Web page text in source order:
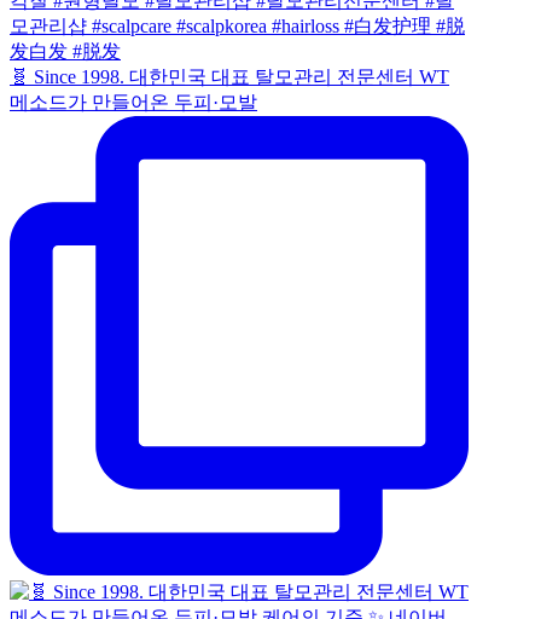
🧬 Since 1998. 대한민국 대표 탈모관리 전문센터 WT
메소드가 만들어온 두피·모발